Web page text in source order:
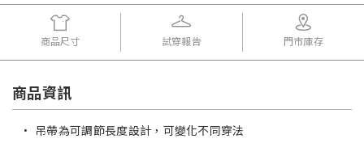
商品尺寸 試穿報告 門市庫存
商品資訊
• 吊帶為可調節長度設計，可變化不同穿法